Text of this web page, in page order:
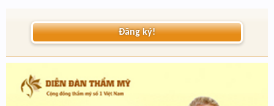
Đăng ký!